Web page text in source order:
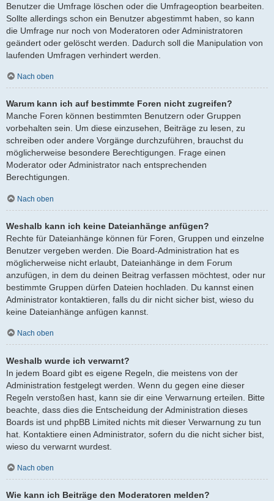
Benutzer die Umfrage löschen oder die Umfrageoption bearbeiten.
Sollte allerdings schon ein Benutzer abgestimmt haben, so kann
die Umfrage nur noch von Moderatoren oder Administratoren
geändert oder gelöscht werden. Dadurch soll die Manipulation von
laufenden Umfragen verhindert werden.
Nach oben
Warum kann ich auf bestimmte Foren nicht zugreifen?
Manche Foren können bestimmten Benutzern oder Gruppen
vorbehalten sein. Um diese einzusehen, Beiträge zu lesen, zu
schreiben oder andere Vorgänge durchzuführen, brauchst du
möglicherweise besondere Berechtigungen. Frage einen
Moderator oder Administrator nach entsprechenden
Berechtigungen.
Nach oben
Weshalb kann ich keine Dateianhänge anfügen?
Rechte für Dateianhänge können für Foren, Gruppen und einzelne
Benutzer vergeben werden. Die Board-Administration hat es
möglicherweise nicht erlaubt, Dateianhänge in dem Forum
anzufügen, in dem du deinen Beitrag verfassen möchtest, oder nur
bestimmte Gruppen dürfen Dateien hochladen. Du kannst einen
Administrator kontaktieren, falls du dir nicht sicher bist, wieso du
keine Dateianhänge anfügen kannst.
Nach oben
Weshalb wurde ich verwarnt?
In jedem Board gibt es eigene Regeln, die meistens von der
Administration festgelegt werden. Wenn du gegen eine dieser
Regeln verstoßen hast, kann sie dir eine Verwarnung erteilen. Bitte
beachte, dass dies die Entscheidung der Administration dieses
Boards ist und phpBB Limited nichts mit dieser Verwarnung zu tun
hat. Kontaktiere einen Administrator, sofern du die nicht sicher bist,
wieso du verwarnt wurdest.
Nach oben
Wie kann ich Beiträge den Moderatoren melden?